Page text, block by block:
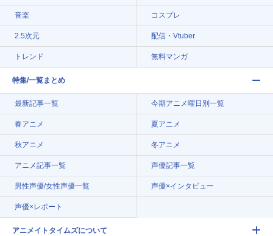
音楽 コスプレ
2.5次元 配信・Vtuber
トレンド 無料マンガ
特集/一覧まとめ
最新記事一覧 今期アニメ曜日別一覧
春アニメ 夏アニメ
秋アニメ 冬アニメ
アニメ記事一覧 声優記事一覧
男性声優/女性声優一覧 声優×インタビュー
声優×レポート
アニメイトタイムズについて